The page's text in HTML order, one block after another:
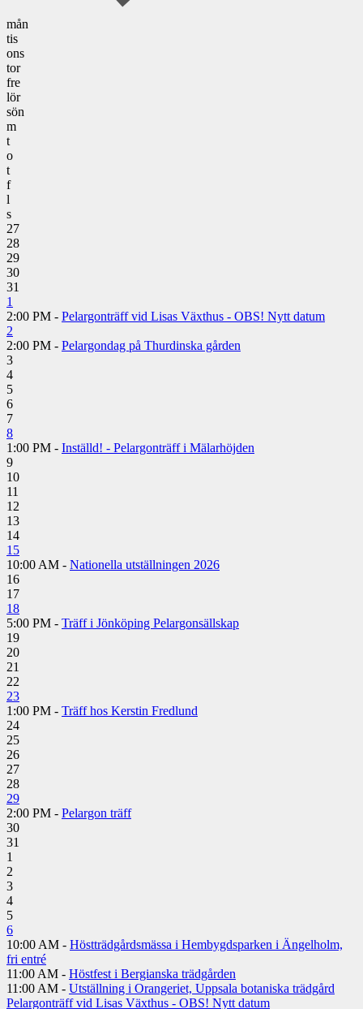
mån
tis
ons
tor
fre
lör
sön
m
t
o
t
f
l
s
27
28
29
30
31
1
2:00 PM - Pelargonträff vid Lisas Växthus - OBS! Nytt datum
2
2:00 PM - Pelargondag på Thurdinska gården
3
4
5
6
7
8
1:00 PM - Inställd! - Pelargonträff i Mälarhöjden
9
10
11
12
13
14
15
10:00 AM - Nationella utställningen 2026
16
17
18
5:00 PM - Träff i Jönköping Pelargonsällskap
19
20
21
22
23
1:00 PM - Träff hos Kerstin Fredlund
24
25
26
27
28
29
2:00 PM - Pelargon träff
30
31
1
2
3
4
5
6
10:00 AM - Höstträdgårdsmässa i Hembygdsparken i Ängelholm,
fri entré
11:00 AM - Höstfest i Bergianska trädgården
11:00 AM - Utställning i Orangeriet, Uppsala botaniska trädgård
Pelargonträff vid Lisas Växthus - OBS! Nytt datum